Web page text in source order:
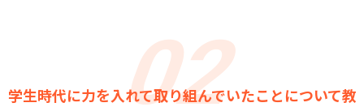
学生時代に力を入れて取り組んでいたことについて教